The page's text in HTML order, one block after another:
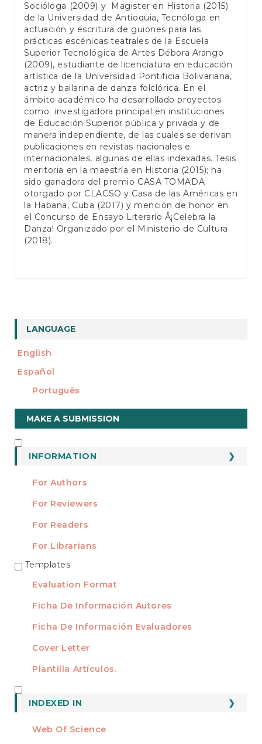
Socióloga (2009) y Magister en Historia (2015)
de la Universidad de Antioquia, Tecnóloga en
actuación y escritura de guiones para las
prácticas escénicas teatrales de la Escuela
Superior Tecnológica de Artes Débora Arango
(2009), estudiante de licenciatura en educación
artística de la Universidad Pontificia Bolivariana,
actriz y bailarina de danza folclórica. En el
ámbito académico ha desarrollado proyectos
como investigadora principal en instituciones
de Educación Superior pública y privada y de
manera independiente, de las cuales se derivan
publicaciones en revistas nacionales e
internacionales, algunas de ellas indexadas. Tesis
meritoria en la maestría en Historia (2015); ha
sido ganadora del premio CASA TOMADA
otorgado por CLACSO y Casa de las Américas en
la Habana, Cuba (2017) y mención de honor en
el Concurso de Ensayo Literario Â¡Celebra la
Danza! Organizado por el Ministerio de Cultura
(2018).
LANGUAGE
English
Español
Português
Make
a
Submission
MAKE A SUBMISSION
INFORMATION
For Authors
For Reviewers
For Readers
For Librarians
TEMPLATES
Templates
Evaluation Format
Ficha De Información Autores
Ficha De Información Evaluadores
Cover Letter
Plantilla Artículos.
INDEXED IN
Web Of Science